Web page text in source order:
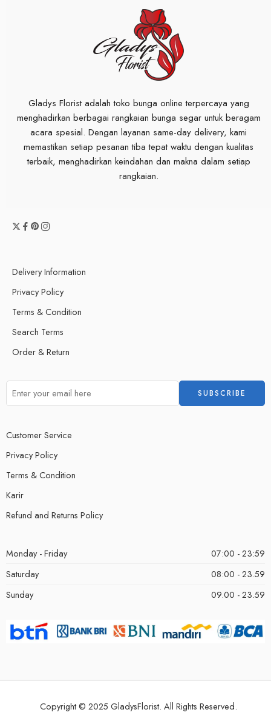
Gladys Florist adalah toko bunga online terpercaya yang
menghadirkan berbagai rangkaian bunga segar untuk beragam
acara spesial. Dengan layanan same-day delivery, kami
memastikan setiap pesanan tiba tepat waktu dengan kualitas
terbaik, menghadirkan keindahan dan makna dalam setiap
rangkaian.
Delivery Information
Privacy Policy
Terms & Condition
Search Terms
Order & Return
Customer Service
Privacy Policy
Terms & Condition
Karir
Refund and Returns Policy
Monday - Friday
07:00 - 23:59
Saturday
08:00 - 23.59
Sunday
09.00 - 23.59
Copyright © 2025 GladysFlorist. All Rights Reserved.